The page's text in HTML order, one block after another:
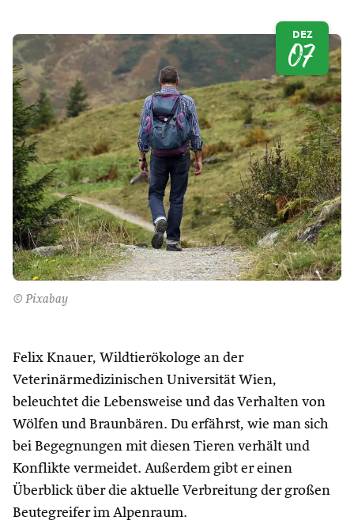
© Pixabay
DEZ
07
Felix Knauer, Wildtierökologe an der
Veterinärmedizinischen Universität Wien,
beleuchtet die Lebensweise und das Verhalten von
Wölfen und Braunbären. Du erfährst, wie man sich
bei Begegnungen mit diesen Tieren verhält und
Konflikte vermeidet. Außerdem gibt er einen
Überblick über die aktuelle Verbreitung der großen
Beutegreifer im Alpenraum.